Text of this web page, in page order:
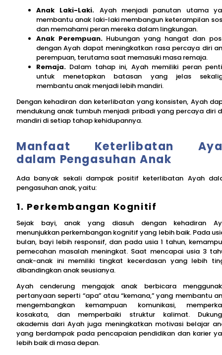
Anak Laki-Laki. Ayah menjadi panutan utama
membantu anak laki-laki membangun keterampilan
dan memahami peran mereka dalam lingkungan.
Anak Perempuan. Hubungan yang hangat dan
dengan Ayah dapat meningkatkan rasa percaya diri
perempuan, terutama saat memasuki masa remaja.
Remaja. Dalam tahap ini, Ayah memiliki peran
untuk menetapkan batasan yang jelas
membantu anak menjadi lebih mandiri.
Dengan kehadiran dan keterlibatan yang konsisten, Ayah
mendukung anak tumbuh menjadi pribadi yang percaya diri
mandiri di setiap tahap kehidupannya.
Manfaat Keterlibatan
dalam Pengasuhan Anak
Ada banyak sekali dampak positif keterlibatan Ayah
pengasuhan anak, yaitu:
1. Perkembangan Kognitif
Sejak bayi, anak yang diasuh dengan kehadiran
menunjukkan perkembangan kognitif yang lebih baik. Pada
bulan, bayi lebih responsif, dan pada usia 1 tahun,
pemecahan masalah meningkat. Saat mencapai usia 3
anak-anak ini memiliki tingkat kecerdasan yang lebih
dibandingkan anak seusianya.
Ayah cenderung mengajak anak berbicara
pertanyaan seperti “apa” atau “kemana,” yang membantu
mengembangkan kemampuan komunikasi,
kosakata, dan memperbaiki struktur kalimat.
akademis dari Ayah juga meningkatkan motivasi belajar
yang berdampak pada pencapaian pendidikan dan karier
lebih baik di masa depan.